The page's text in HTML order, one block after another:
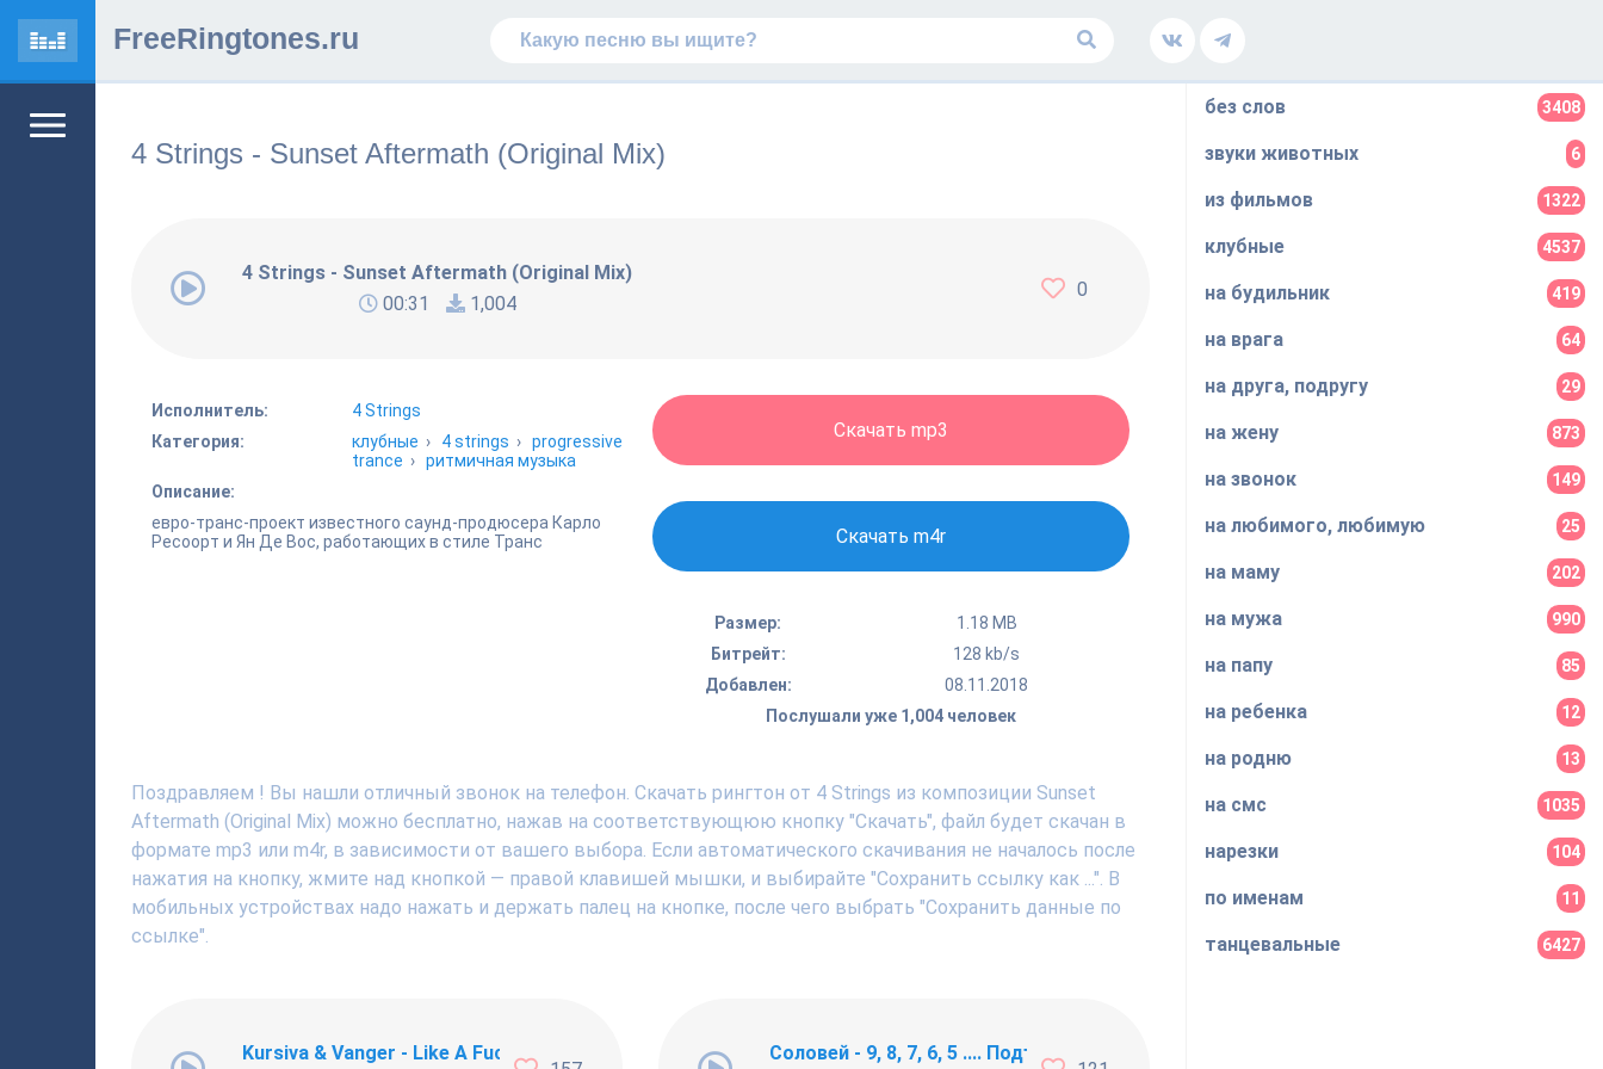
FreeRingtones.ru
4 Strings - Sunset Aftermath (Original Mix)
4 Strings - Sunset Aftermath (Original Mix)
00:31
1,004
0
Исполнитель:
4 Strings
Категория:
клубные › 4 strings › progressive
trance › ритмичная музыка
Описание:
евро-транс-проект известного саунд-продюсера Карло
Pecoopт и Ян Де Вос, работающих в стиле Транс
Скачать mp3
Скачать m4r
Размер:
1.18 MB
Битрейт:
128 kb/s
Добавлен:
08.11.2018
Послушали уже 1,004 человек
Поздравляем ! Вы нашли отличный звонок на телефон. Скачать рингтон от 4 Strings из композиции Sunset
Aftermath (Original Mix) можно бесплатно, нажав на соответствующюю кнопку "Скачать", файл будет скачан в
формате mp3 или m4r, в зависимости от вашего выбора. Если автоматического скачивания не началось после
нажатия на кнопку, жмите над кнопкой — правой клавишей мышки, и выбирайте "Сохранить ссылку как ...". В
мобильных устройствах надо нажать и держать палец на кнопке, после чего выбрать "Сохранить данные по
ссылке".
Kursiva & Vanger - Like A Fucking Newbie Соловей - 9, 8, 7, 6, 5 .... Подъём !!!
без слов 3408
звуки животных 6
из фильмов 1322
клубные 4537
на будильник 419
на врага 64
на друга, подругу 29
на жену 873
на звонок 149
на любимого, любимую 25
на маму 202
на мужа 990
на папу 85
на ребенка 12
на родню 13
на смс 1035
нарезки 104
по именам 11
танцевальные 6427